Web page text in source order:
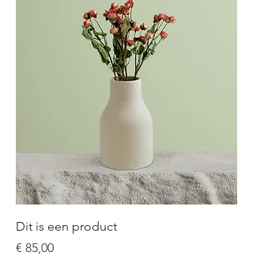
Dit is een product
Prijs
€ 85,00